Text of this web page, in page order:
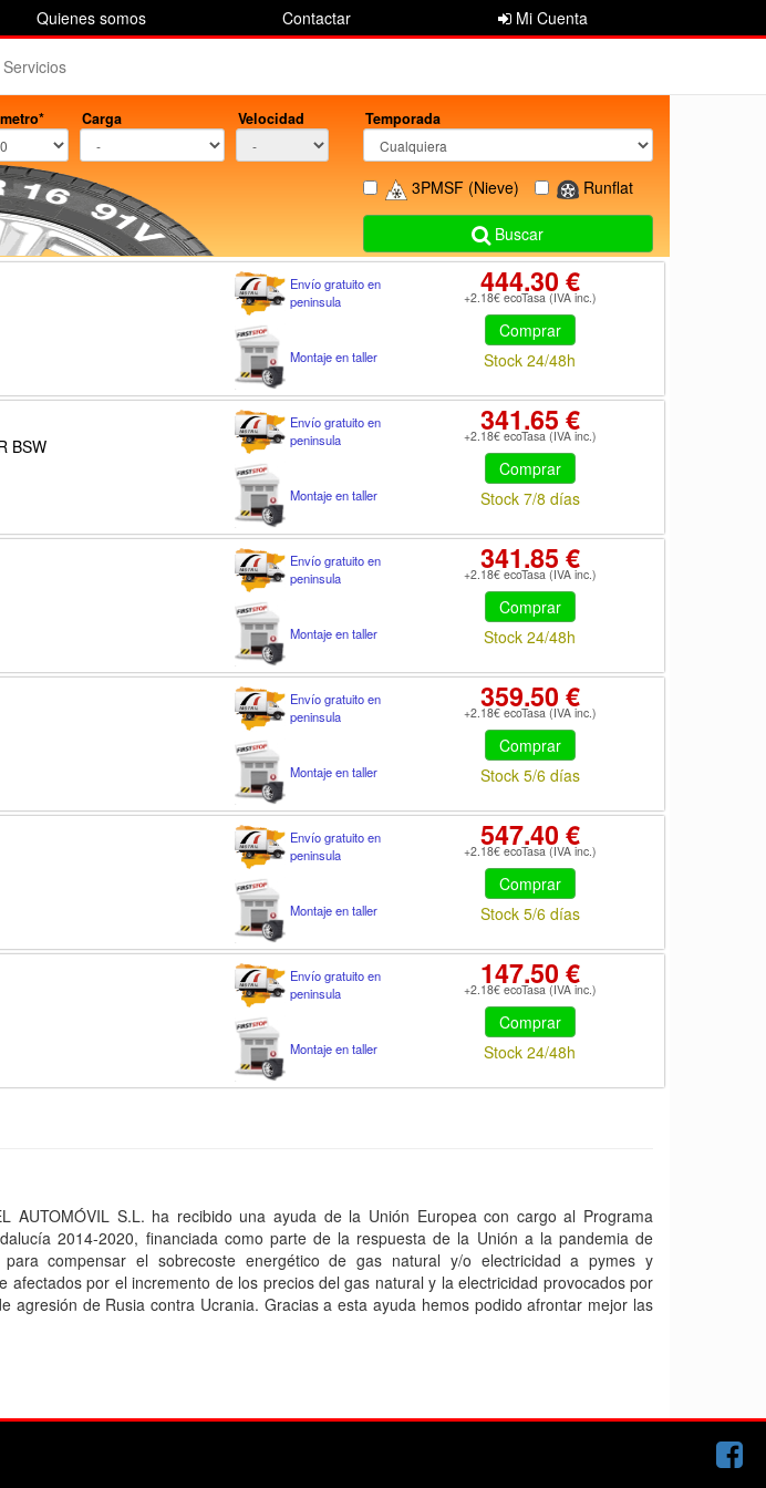
Quienes somos Contactar Mi Cuenta
Carga Velocidad Temporada
3PMSF (Nieve) Runflat
Buscar
Envío gratuito en
peninsula
Montaje en taller
444.30 €
+2.18€ ecoTasa (IVA inc.)
Comprar
Stock 24/48h
BSW
Envío gratuito en
peninsula
Montaje en taller
341.65 €
+2.18€ ecoTasa (IVA inc.)
Comprar
Stock 7/8 días
Envío gratuito en
peninsula
Montaje en taller
341.85 €
+2.18€ ecoTasa (IVA inc.)
Comprar
Stock 24/48h
Envío gratuito en
peninsula
Montaje en taller
359.50 €
+2.18€ ecoTasa (IVA inc.)
Comprar
Stock 5/6 días
Envío gratuito en
peninsula
Montaje en taller
547.40 €
+2.18€ ecoTasa (IVA inc.)
Comprar
Stock 5/6 días
Envío gratuito en
peninsula
Montaje en taller
147.50 €
+2.18€ ecoTasa (IVA inc.)
Comprar
Stock 24/48h
AUTOMÓVIL S.L. ha recibido una ayuda de la Unión Europea con cargo al Programa
2014-2020, financiada como parte de la respuesta de la Unión a la pandemia de
para compensar el sobrecoste energético de gas natural y/o electricidad a pymes y
afectados por el incremento de los precios del gas natural y la electricidad provocados por
agresión de Rusia contra Ucrania. Gracias a esta ayuda hemos podido afrontar mejor las